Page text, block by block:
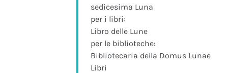
sedicesima Luna
per i libri:
Libro delle Lune
per le biblioteche:
Bibliotecaria della Domus Lunae
Libri